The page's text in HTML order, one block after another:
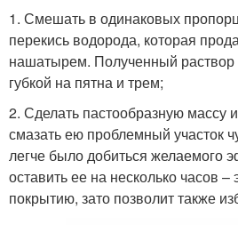
1. Смешать в одинаковых
перекись водорода, которая
нашатырем. Полученный раствор
губкой на пятна и трем;
2. Сделать пастообразную массу
смазать ею проблемный участок
легче было добиться желаемого
оставить ее на несколько часов –
покрытию, зато позволит также